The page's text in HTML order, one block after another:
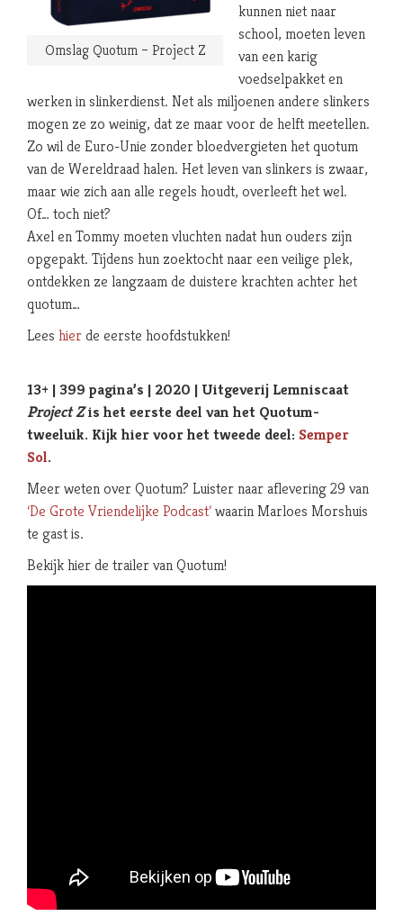
Omslag Quotum – Project Z
kunnen niet naar
school, moeten leven
van een karig
voedselpakket en
werken in slinkerdienst. Net als miljoenen andere slinkers
mogen ze zo weinig, dat ze maar voor de helft meetellen.
Zo wil de Euro-Unie zonder bloedvergieten het quotum
van de Wereldraad halen. Het leven van slinkers is zwaar,
maar wie zich aan alle regels houdt, overleeft het wel.
Of… toch niet?
Axel en Tommy moeten vluchten nadat hun ouders zijn
opgepakt. Tijdens hun zoektocht naar een veilige plek,
ontdekken ze langzaam de duistere krachten achter het
quotum…
Lees hierde eerste hoofdstukken!
13+ | 399 pagina’s | 2020 | Uitgeverij Lemniscaat
Project Zis het eerste deel van het Quotum-
tweeluik. Kijk hier voor het tweede deel: Semper
Sol.
Meer weten over Quotum? Luister naar aflevering 29 van
‘De Grote Vriendelijke Podcast’waarin Marloes Morshuis
te gast is.
Bekijk hier de trailer van Quotum!